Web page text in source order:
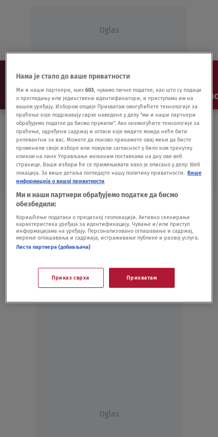
Oglas
NAJNOVIJE VESTI SHOW SPORT VIDEO
DNEVNIK NA TV NOVA
Seratliću nagrada "Staša Marinković"
EMISIJE10.06.25.
Oglas
Нама је стало до ваше приватности
Ми и наши партнери, њих603, чувамо личне податке, као што су подаци
о прегледању или јединствени идентификатори, и приступамо им на
вашем уређају. Избором опције Прихватам омогућићете технологије за
праћење које подржавају сврхе наведене у делу "ми и наши партнери
обрађујемо податке да бисмо пружили". Ако онемогућите технологије за
праћење, одређени садржај и огласи које видите можда неће бити
релевантни за вас. Можете да поново прикажете овај мени да бисте
променили своје изборе или повукли сагласност у било ком тренутку
кликом на линк Управљање жељеним поставкама на дну ове веб
странице. Ваши избори ће се примењивати како је описано у делу: Wеб
локација. За више детаља погледајте нашу политику приватности. Више
информација о вашој приватности
Ми и наши партнери обрађујемо податке да бисмо
обезбедили:
Коришћење података о прецизној геолокацији. Активно скенирање
карактеристика уређаја за идентификацију. Чување и/или приступ
информацијама на уређају. Персонализовано оглашавање и садржај,
мерење оглашавања и садржаја, истраживање публике и развој услуга.
Листа партнера (добављача)
Приказ сврха Прихватам